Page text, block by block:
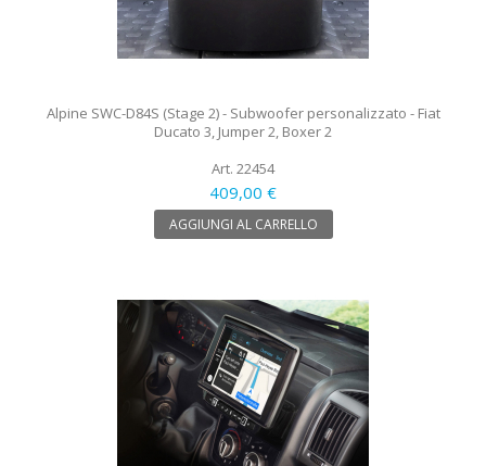
Alpine SWC-D84S (Stage 2) - Subwoofer personalizzato - Fiat
Ducato 3, Jumper 2, Boxer 2
Art. 22454
409,00 €
AGGIUNGI AL CARRELLO